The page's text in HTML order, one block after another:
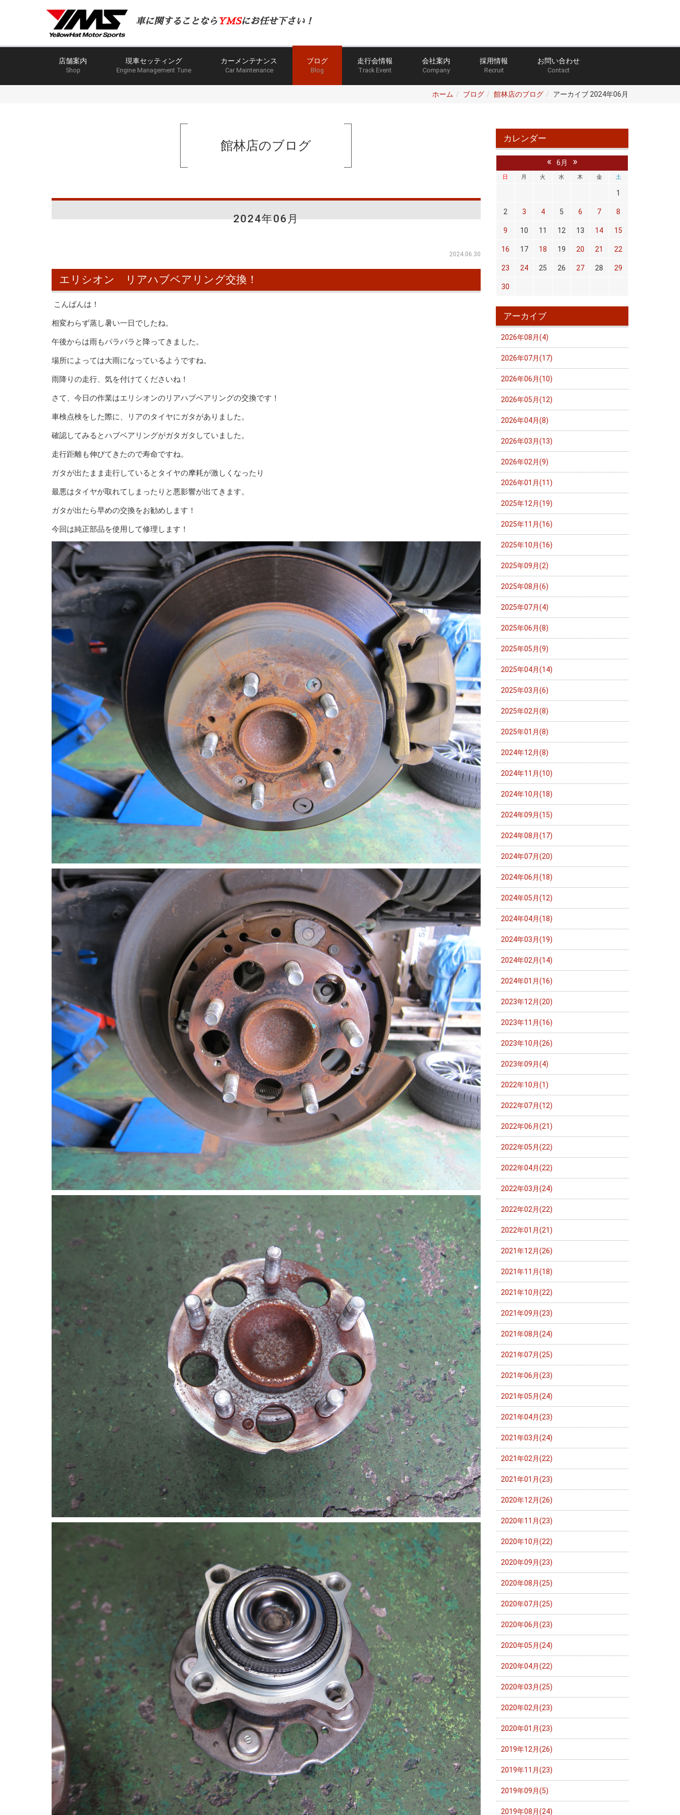
車に関することなら YMSにお任せ下さい！
店舗案内
Shop
現車セッティング
Engine Management Tune
カーメンテナンス
Car Maintenance
ブログ
Blog
走行会情報
Track Event
会社案内
Company
採用情報
Recruit
お問い合わせ
Contact
ホーム ブログ 館林店のブログ アーカイブ 2024年06月
館林店のブログ
2024年06月
2024.06.30
エリシオン リアハブベアリング交換！
こんばんは！
相変わらず蒸し暑い一日でしたね。
午後からは雨もパラパラと降ってきました。
場所によっては大雨になっているようですね。
雨降りの走行、気を付けてくださいね！
さて、今日の作業はエリシオンのリアハブベアリングの交換です！
車検点検をした際に、リアのタイヤにガタがありました。
確認してみるとハブベアリングがガタガタしていました。
走行距離も伸びてきたので寿命ですね。
ガタが出たまま走行しているとタイヤの摩耗が激しくなったり
最悪はタイヤが取れてしまったりと悪影響が出てきます。
ガタが出たら早めの交換をお勧めします！
今回は純正部品を使用して修理します！
カレンダー
« 6月 »
日 月 火 水 木 金 土
1
2 3 4 5 6 7 8
9 10 11 12 13 14 15
16 17 18 19 20 21 22
23 24 25 26 27 28 29
30
アーカイブ
2026年08月(4)
2026年07月(17)
2026年06月(10)
2026年05月(12)
2026年04月(8)
2026年03月(13)
2026年02月(9)
2026年01月(11)
2025年12月(19)
2025年11月(16)
2025年10月(16)
2025年09月(2)
2025年08月(6)
2025年07月(4)
2025年06月(8)
2025年05月(9)
2025年04月(14)
2025年03月(6)
2025年02月(8)
2025年01月(8)
2024年12月(8)
2024年11月(10)
2024年10月(18)
2024年09月(15)
2024年08月(17)
2024年07月(20)
2024年06月(18)
2024年05月(12)
2024年04月(18)
2024年03月(19)
2024年02月(14)
2024年01月(16)
2023年12月(20)
2023年11月(16)
2023年10月(26)
2023年09月(4)
2022年10月(1)
2022年07月(12)
2022年06月(21)
2022年05月(22)
2022年04月(22)
2022年03月(24)
2022年02月(22)
2022年01月(21)
2021年12月(26)
2021年11月(18)
2021年10月(22)
2021年09月(23)
2021年08月(24)
2021年07月(25)
2021年06月(23)
2021年05月(24)
2021年04月(23)
2021年03月(24)
2021年02月(22)
2021年01月(23)
2020年12月(26)
2020年11月(23)
2020年10月(22)
2020年09月(23)
2020年08月(25)
2020年07月(25)
2020年06月(23)
2020年05月(24)
2020年04月(22)
2020年03月(25)
2020年02月(23)
2020年01月(23)
2019年12月(26)
2019年11月(23)
2019年09月(5)
2019年08月(24)